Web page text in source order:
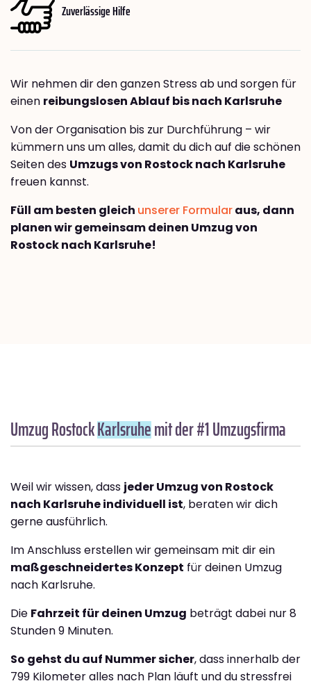
Zuverlässige Hilfe
Wir nehmen dir den ganzen Stress ab und sorgen für
einen reibungslosen Ablauf bis nach Karlsruhe
Von der Organisation bis zur Durchführung – wir
kümmern uns um alles, damit du dich auf die schönen
Seiten des Umzugs von Rostock nach Karlsruhe
freuen kannst.
Füll am besten gleich unserer Formularaus, dann
planen wir gemeinsam deinen Umzug von
Rostock nach Karlsruhe!
Umzug RostockKarlsruhemit der #1 Umzugsfirma
Weil wir wissen, dass jeder Umzug von Rostock
nach Karlsruhe individuell ist, beraten wir dich
gerne ausführlich.
Im Anschluss erstellen wir gemeinsam mit dir ein
maßgeschneidertes Konzept für deinen Umzug
nach Karlsruhe.
Die Fahrzeit für deinen Umzug beträgt dabei nur 8
Stunden 9 Minuten.
So gehst du auf Nummer sicher, dass innerhalb der
799 Kilometer alles nach Plan läuft und du stressfrei